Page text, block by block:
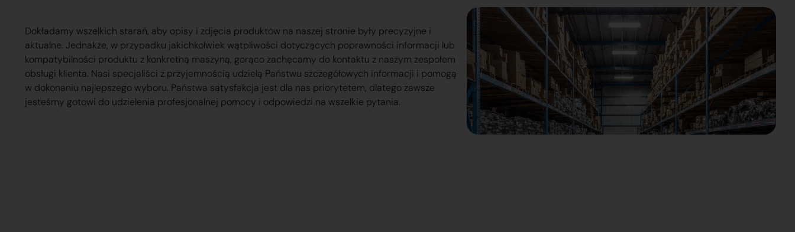
Dokładamy wszelkich starań, aby opisy i zdjęcia produktów na naszej stronie były precyzyjne i
aktualne. Jednakże, w przypadku jakichkolwiek wątpliwości dotyczących poprawności informacji lub
kompatybilności produktu z konkretną maszyną, gorąco zachęcamy do kontaktu z naszym zespołem
obsługi klienta. Nasi specjaliści z przyjemnością udzielą Państwu szczegółowych informacji i pomogą
w dokonaniu najlepszego wyboru. Państwa satysfakcja jest dla nas priorytetem, dlatego zawsze
jesteśmy gotowi do udzielenia profesjonalnej pomocy i odpowiedzi na wszelkie pytania.